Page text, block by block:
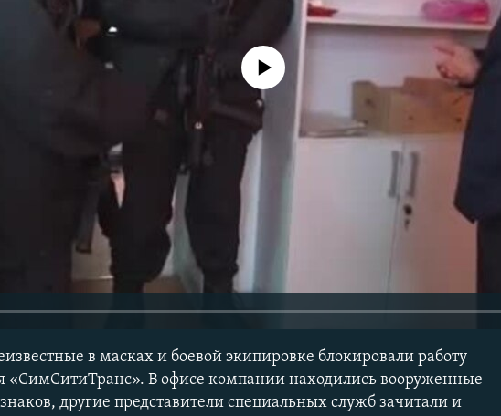
No media source currently available
в масках и боевой экипировке блокировали работу
«СимСитиТранс». В офисе компании находились вооруженные
другие представители специальных служб зачитали и